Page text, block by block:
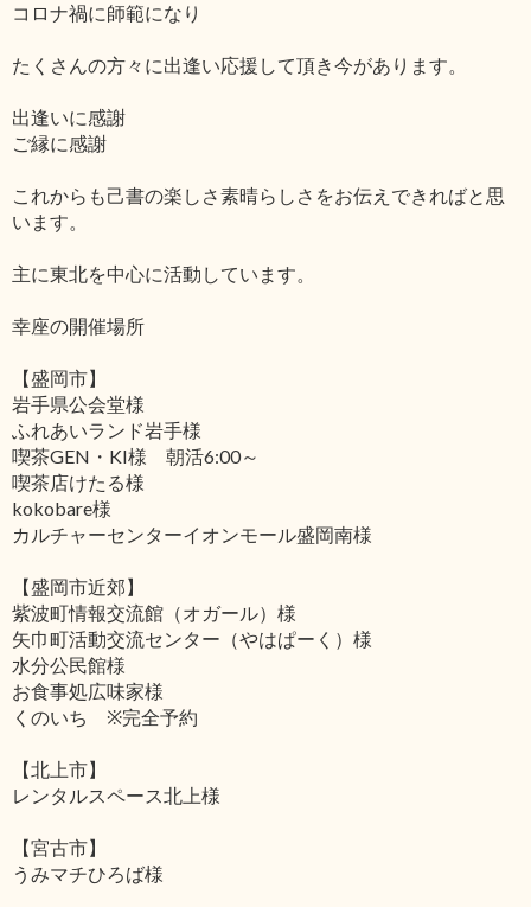
コロナ禍に師範になり
たくさんの方々に出逢い応援して頂き今があります。
出逢いに感謝
ご縁に感謝
これからも己書の楽しさ素晴らしさをお伝えできればと思
います。
主に東北を中心に活動しています。
幸座の開催場所
【盛岡市】
岩手県公会堂様
ふれあいランド岩手様
喫茶GEN・KI様 朝活6:00～
喫茶店けたる様
kokobare様
カルチャーセンターイオンモール盛岡南様
【盛岡市近郊】
紫波町情報交流館（オガール）様
矢巾町活動交流センター（やはぱーく）様
水分公民館様
お食事処広味家様
くのいち ※完全予約
【北上市】
レンタルスペース北上様
【宮古市】
うみマチひろば様